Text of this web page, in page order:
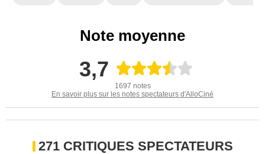
Note moyenne
3,7
1697 notes
En savoir plus sur les notes spectateurs d'AlloCiné
271 CRITIQUES SPECTATEURS